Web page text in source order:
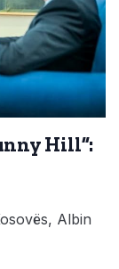
Hill”:
Albin